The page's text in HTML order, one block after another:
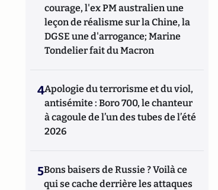
courage, l'ex PM australien une
leçon de réalisme sur la Chine, la
DGSE une d'arrogance; Marine
Tondelier fait du Macron
4Apologie du terrorisme et du viol,
antisémite : Boro 700, le chanteur
à cagoule de l’un des tubes de l’été
2026
5Bons baisers de Russie ? Voilà ce
qui se cache derrière les attaques